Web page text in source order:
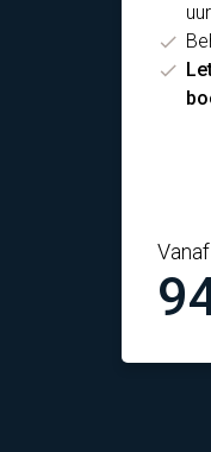
uur
Vanaf